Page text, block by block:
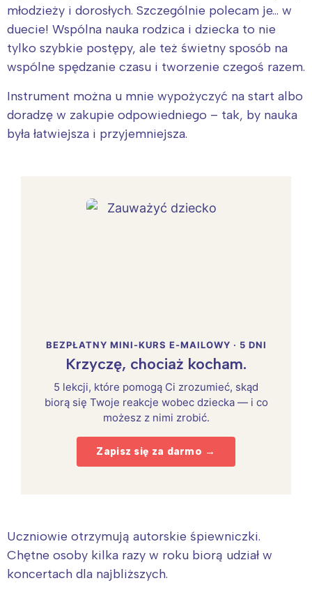
młodzieży i dorosłych. Szczególnie polecam je… w
duecie! Wspólna nauka rodzica i dziecka to nie
tylko szybkie postępy, ale też świetny sposób na
wspólne spędzanie czasu i tworzenie czegoś razem.
Instrument można u mnie wypożyczyć na start albo
doradzę w zakupie odpowiedniego – tak, by nauka
była łatwiejsza i przyjemniejsza.
BEZPŁATNY MINI-KURS E-MAILOWY · 5 DNI
Krzyczę, chociaż kocham.
5 lekcji, które pomogą Ci zrozumieć, skąd
biorą się Twoje reakcje wobec dziecka — i co
możesz z nimi zrobić.
Zapisz się za darmo →
Uczniowie otrzymują autorskie śpiewniczki.
Chętne osoby kilka razy w roku biorą udział w
koncertach dla najbliższych.